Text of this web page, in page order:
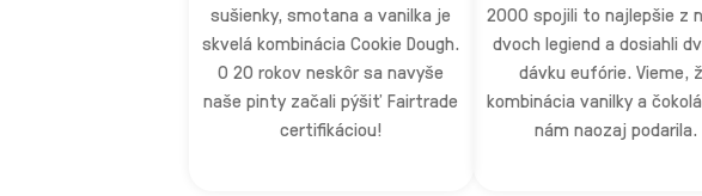
sušienky, smotana a vanilka je
skvelá kombinácia Cookie Dough.
O 20 rokov neskôr sa navyše
naše pinty začali pýšiť Fairtrade
certifikáciou!
2000 spojili to najlepšie z
dvoch legiend a dosiahli
dávku eufórie. Vieme,
kombinácia vanilky a
nám naozaj podarila.